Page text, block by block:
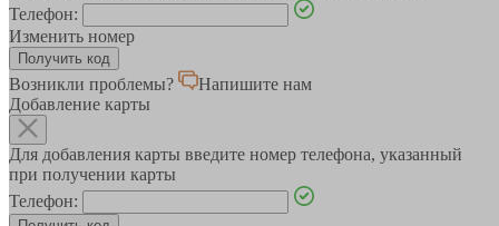
Телефон:
Изменить номер
Возникли проблемы?
Напишите нам
Добавление карты
Для добавления карты введите номер телефона, указанный
при получении карты
Телефон: